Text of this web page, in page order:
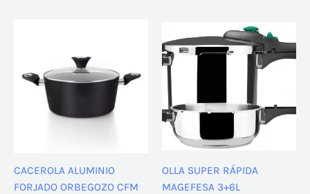
CACEROLA ALUMINIO
FORJADO ORBEGOZO CFM
OLLA SUPER RÁPIDA
MAGEFESA 3+6L